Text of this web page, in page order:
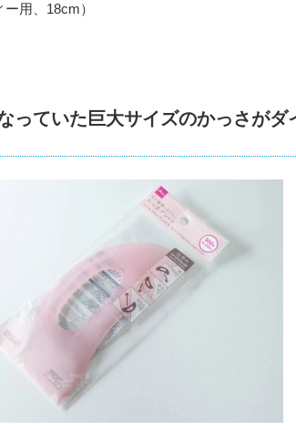
用、18cm）
っていた巨大サイズのかっさがダ